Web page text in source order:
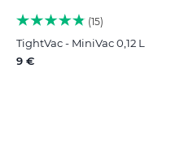
15
TightVac - MiniVac 0,12 L
9 €